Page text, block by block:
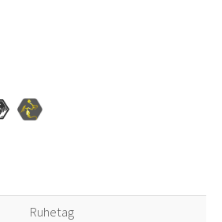
Ruhetag